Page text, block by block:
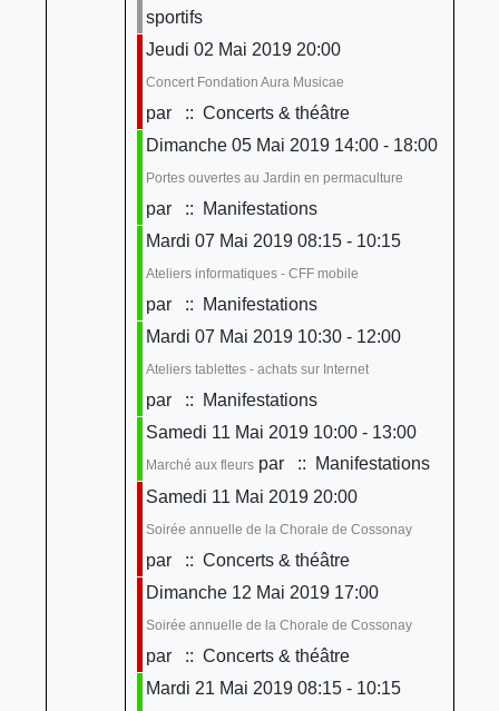
sportifs
Jeudi 02 Mai 2019 20:00
Concert Fondation Aura Musicae
par
:: Concerts & théâtre
Dimanche 05 Mai 2019 14:00 - 18:00
Portes ouvertes au Jardin en permaculture
par
:: Manifestations
Mardi 07 Mai 2019 08:15 - 10:15
Ateliers informatiques - CFF mobile
par
:: Manifestations
Mardi 07 Mai 2019 10:30 - 12:00
Ateliers tablettes - achats sur Internet
par
:: Manifestations
Samedi 11 Mai 2019 10:00 - 13:00
Marché aux fleurspar
:: Manifestations
Samedi 11 Mai 2019 20:00
Soirée annuelle de la Chorale de Cossonay
par
:: Concerts & théâtre
Dimanche 12 Mai 2019 17:00
Soirée annuelle de la Chorale de Cossonay
par
:: Concerts & théâtre
Mardi 21 Mai 2019 08:15 - 10:15